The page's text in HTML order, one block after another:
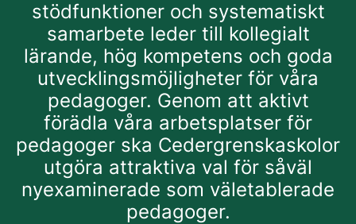
stödfunktioner och systematiskt
samarbete leder till kollegialt
lärande, hög kompetens och goda
utvecklingsmöjligheter för våra
pedagoger. Genom att aktivt
förädla våra arbetsplatser för
pedagoger ska Cedergrenskaskolor
utgöra attraktiva val för såväl
nyexaminerade som väletablerade
pedagoger.